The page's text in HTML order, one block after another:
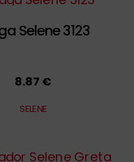
Selene 3123
8.87 €
SELENE